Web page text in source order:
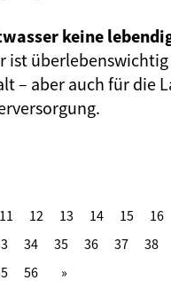
keine
ist
– aber auch für die
11 12 13 14 15 16
34 35 36 37 38
56